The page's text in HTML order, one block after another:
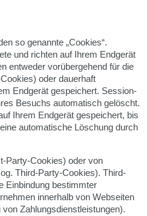
so genannte „Cookies“.
und richten auf Ihrem Endgerät
entweder vorübergehend für die
oder dauerhaft
Endgerät gespeichert. Session-
Besuchs automatisch gelöscht.
Ihrem Endgerät gespeichert, bis
automatische Löschung durch
Party-Cookies) oder von
Third-Party-Cookies). Third-
Einbindung bestimmter
innerhalb von Webseiten
Zahlungsdienstleistungen).